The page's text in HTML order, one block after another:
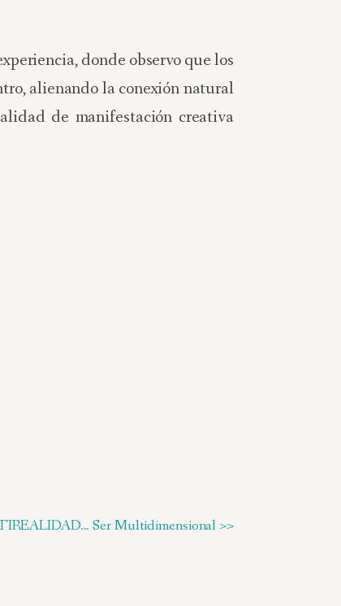
donde observo que los
alienando la conexión natural
de manifestación creativa
Ser Multidimensional >>